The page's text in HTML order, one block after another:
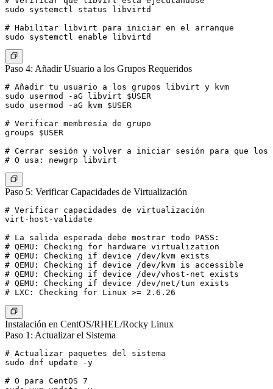
sudo systemctl status libvirtd
# Habilitar libvirt para iniciar en el arranque
Paso 4: Añadir Usuario a los Grupos Requeridos
# Añadir tu usuario a los grupos libvirt y kvm
sudo usermod -aG libvirt $USER
sudo usermod -aG kvm $USER
# Verificar membresía de grupo
groups $USER
# Cerrar sesión y volver a iniciar sesión para que los
Paso 5: Verificar Capacidades de Virtualización
# Verificar capacidades de virtualización
virt-host-validate
# La salida esperada debe mostrar todo PASS:
# QEMU: Checking for hardware virtualization
# QEMU: Checking if device /dev/kvm exists
# QEMU: Checking if device /dev/kvm is accessible
# QEMU: Checking if device /dev/vhost-net exists
# QEMU: Checking if device /dev/net/tun exists
Instalación en CentOS/RHEL/Rocky Linux
Paso 1: Actualizar el Sistema
# Actualizar paquetes del sistema
sudo dnf update -y
# O para CentOS 7